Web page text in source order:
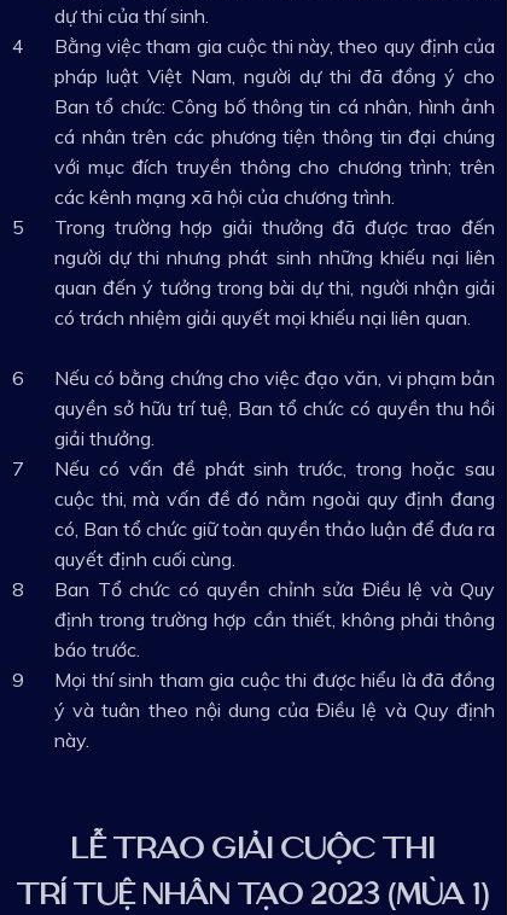
dự thi của thí sinh.
Bằng việc tham gia cuộc thi này, theo quy định của
pháp luật Việt Nam, người dự thi đã đồng ý cho
Ban tổ chức: Công bố thông tin cá nhân, hình ảnh
cá nhân trên các phương tiện thông tin đại chúng
với mục đích truyền thông cho chương trình; trên
các kênh mạng xã hội của chương trình.
Trong trường hợp giải thưởng đã được trao đến
người dự thi nhưng phát sinh những khiếu nại liên
quan đến ý tưởng trong bài dự thi, người nhận giải
có trách nhiệm giải quyết mọi khiếu nại liên quan.
Nếu có bằng chứng cho việc đạo văn, vi phạm bản
quyền sở hữu trí tuệ, Ban tổ chức có quyền thu hồi
giải thưởng.
Nếu có vấn đề phát sinh trước, trong hoặc sau
cuộc thi, mà vấn đề đó nằm ngoài quy định đang
có, Ban tổ chức giữ toàn quyền thảo luận để đưa ra
quyết định cuối cùng.
Ban Tổ chức có quyền chỉnh sửa Điều lệ và Quy
định trong trường hợp cần thiết, không phải thông
báo trước.
Mọi thí sinh tham gia cuộc thi được hiểu là đã đồng
ý và tuân theo nội dung của Điều lệ và Quy định
này.
LỄ TRAO GIẢI CUỘC THI
TRÍ TUỆ NHÂN TẠO 2023 (MÙA 1)